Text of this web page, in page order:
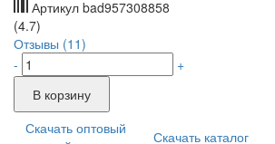
Артикул bad957308858
(4.7)
Отзывы (11)
-
+
В корзину
Скачать оптовый
Скачать каталог